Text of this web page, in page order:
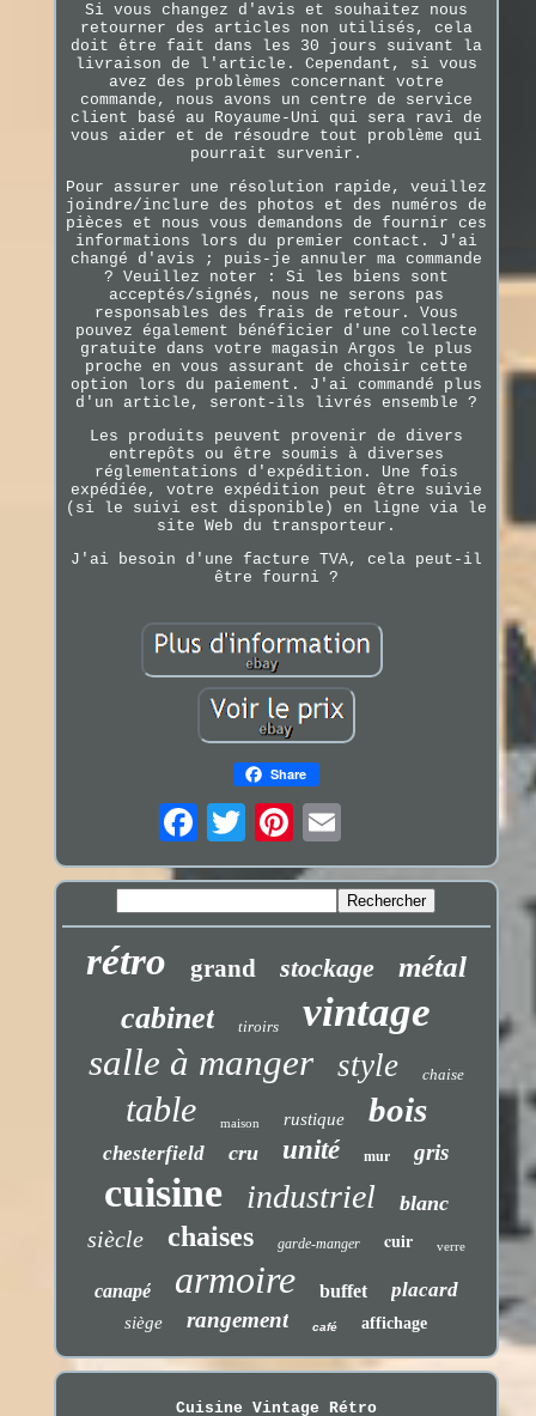
Si vous changez d'avis et souhaitez nous
retourner des articles non utilisés, cela
doit être fait dans les 30 jours suivant la
livraison de l'article. Cependant, si vous
avez des problèmes concernant votre
commande, nous avons un centre de service
client basé au Royaume-Uni qui sera ravi de
vous aider et de résoudre tout problème qui
pourrait survenir.
Pour assurer une résolution rapide, veuillez
joindre/inclure des photos et des numéros de
pièces et nous vous demandons de fournir ces
informations lors du premier contact. J'ai
changé d'avis ; puis-je annuler ma commande
? Veuillez noter : Si les biens sont
acceptés/signés, nous ne serons pas
responsables des frais de retour. Vous
pouvez également bénéficier d'une collecte
gratuite dans votre magasin Argos le plus
proche en vous assurant de choisir cette
option lors du paiement. J'ai commandé plus
d'un article, seront-ils livrés ensemble ?
Les produits peuvent provenir de divers
entrepôts ou être soumis à diverses
réglementations d'expédition. Une fois
expédiée, votre expédition peut être suivie
(si le suivi est disponible) en ligne via le
site Web du transporteur.
J'ai besoin d'une facture TVA, cela peut-il
être fourni ?
Share
rétro grand stockage métal
cabinet tiroirs vintage
salle à manger style chaise
table maison rustique bois
chesterfield cru unité mur gris
cuisine industriel blanc
siècle chaises garde-manger cuir verre
canapé armoire buffet placard
siège rangement café affichage
Cuisine Vintage Rétro